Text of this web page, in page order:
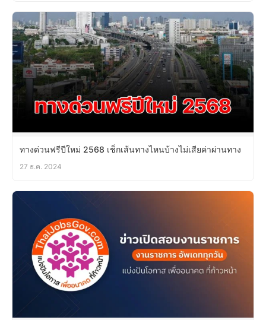
ทางด่วนฟรีปีใหม่ 2568 เช็กเส้นทางไหนบ้างไม่เสียค่าผ่านทาง
27 ธ.ค. 2024